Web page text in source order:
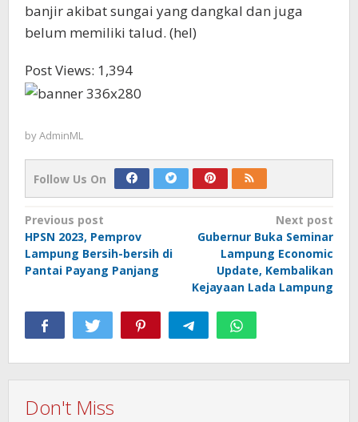
banjir akibat sungai yang dangkal dan juga
belum memiliki talud. (hel)
Post Views: 1,394
byAdminML
Follow Us On
Post
navigation
Previous post
HPSN 2023, Pemprov
Lampung Bersih-bersih di
Pantai Payang Panjang
Next post
Gubernur Buka Seminar
Lampung Economic
Update, Kembalikan
Kejayaan Lada Lampung
Don't Miss